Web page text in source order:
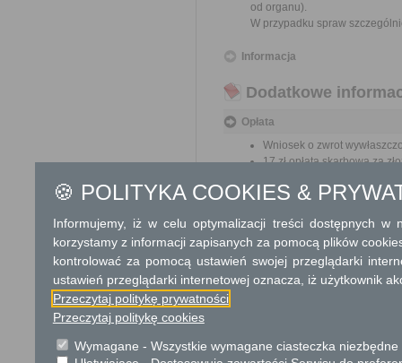
od organu).
W przypadku spraw
Informacja
Dodatkowe
Opłata
Wniosek o zwrot
17 zł opłata skarbowa za
Tryb odwoławczy
Odwołanie wnosi się do
organu, który ją wydał. O
w polskiej placówce
spraw.
🍪 POLITYKA COOKIES &
Informujemy, iż w celu optymalizacji treści dostępnych w
korzystamy z informacji zapisanych za pomocą plików
kontrolować za pomocą ustawień swojej przeglądarki
ustawień przeglądarki internetowej oznacza, iż użytkownik
Przeczytaj politykę prywatności
Przeczytaj politykę cookies
Wymagane - Wszystkie wymagane ciasteczka